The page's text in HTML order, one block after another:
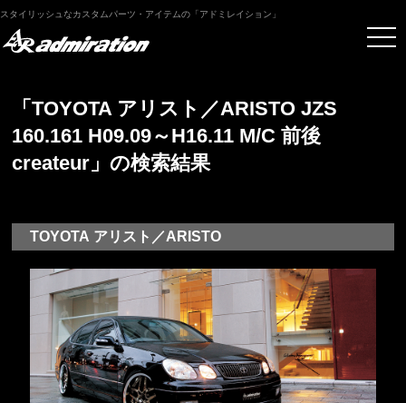
スタイリッシュなカスタムパーツ・アイテムの「アドミレイション」
「TOYOTA アリスト／ARISTO JZS
160.161 H09.09～H16.11 M/C 前後
createur」の検索結果
TOYOTA アリスト／ARISTO